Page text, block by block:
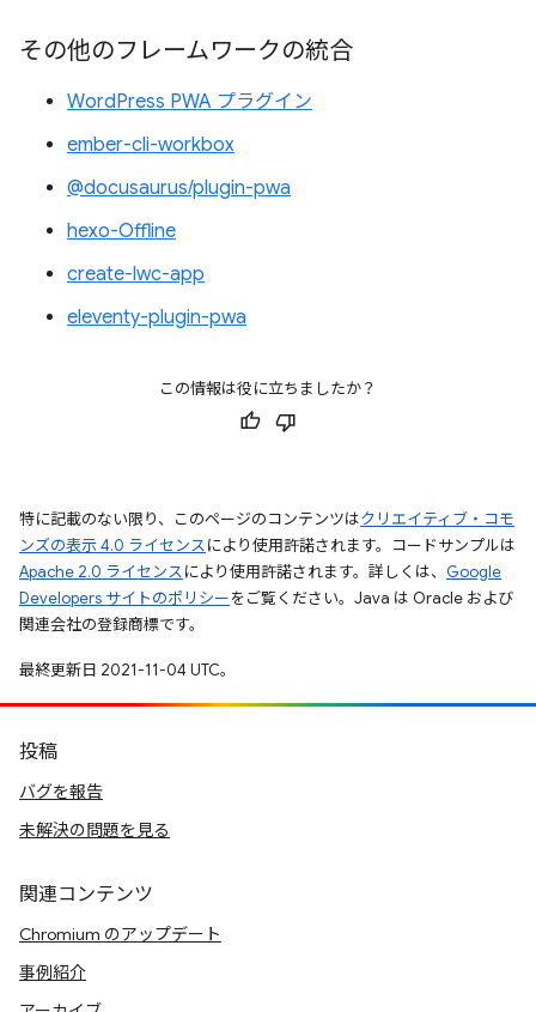
その他のフレームワークの統合
WordPress PWA プラグイン
ember-cli-workbox
@docusaurus/plugin-pwa
hexo-Offline
create-lwc-app
eleventy-plugin-pwa
この情報は役に立ちましたか？
特に記載のない限り、このページのコンテンツはクリエイティブ・コモ
ンズの表示 4.0 ライセンスにより使用許諾されます。コードサンプルは
Apache 2.0 ライセンスにより使用許諾されます。詳しくは、 Google
Developers サイトのポリシーをご覧ください。Java は Oracle および
関連会社の登録商標です。
最終更新日 2021-11-04 UTC。
投稿
バグを報告
未解決の問題を見る
関連コンテンツ
Chromium のアップデート
事例紹介